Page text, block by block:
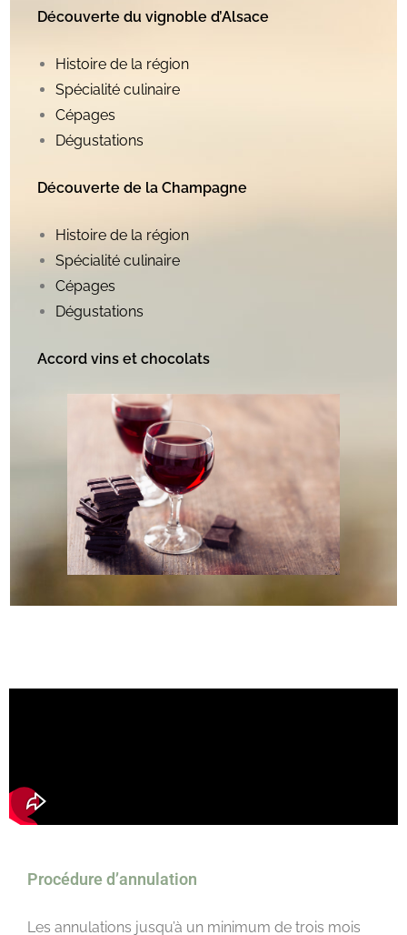
Découverte du vignoble d’Alsace
Histoire de la région
Spécialité culinaire
Cépages
Dégustations
Découverte de la Champagne
Histoire de la région
Spécialité culinaire
Cépages
Dégustations
Accord vins et chocolats
Procédure d’annulation
Les annulations jusqu’à un minimum de trois mois